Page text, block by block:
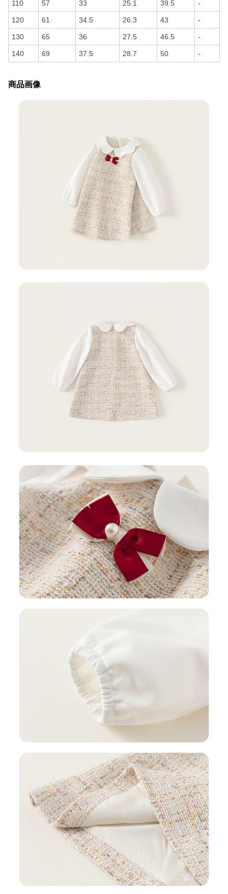
110 57 33 25.1 39.5 -
120 61 34.5 26.3 43 -
130 65 36 27.5 46.5 -
140 69 37.5 28.7 50 -
商品画像